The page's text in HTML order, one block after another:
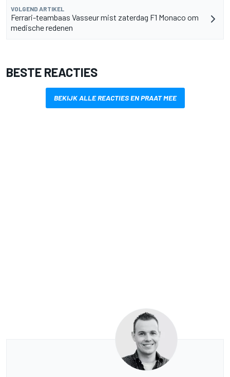
VOLGEND ARTIKEL
Ferrari-teambaas Vasseur mist zaterdag F1 Monaco om
medische redenen
BESTE REACTIES
BEKIJK ALLE REACTIES EN PRAAT MEE